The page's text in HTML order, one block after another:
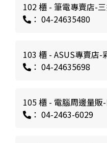
102 櫃 - 筆電專賣店-
： 04-24635480
103 櫃 - ASUS專賣店-
： 04-24635698
105 櫃 - 電腦周邊量販
： 04-2463-6029